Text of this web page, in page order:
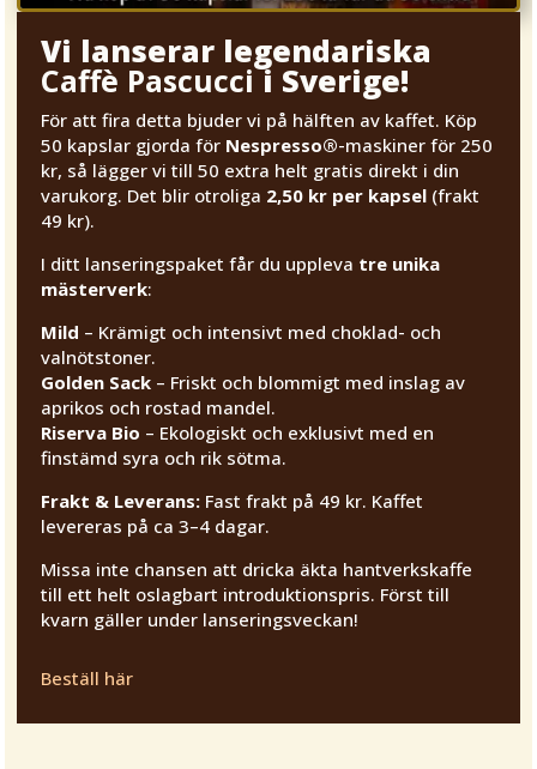
Vi lanserar legendariska
Caffè Pascuccii Sverige!
För att fira detta bjuder vi på hälften av kaffet. Köp
50 kapslar gjorda för Nespresso®-maskiner för 250
kr, så lägger vi till 50 extra helt gratis direkt i din
varukorg. Det blir otroliga 2,50 kr per kapsel (frakt
49 kr).
I ditt lanseringspaket får du uppleva tre unika
mästerverk:
Mild – Krämigt och intensivt med choklad- och
valnötstoner.
Golden Sack – Friskt och blommigt med inslag av
aprikos och rostad mandel.
Riserva Bio – Ekologiskt och exklusivt med en
finstämd syra och rik sötma.
Frakt & Leverans: Fast frakt på 49 kr. Kaffet
levereras på ca 3–4 dagar.
Missa inte chansen att dricka äkta hantverkskaffe
till ett helt oslagbart introduktionspris. Först till
kvarn gäller under lanseringsveckan!
Beställ här